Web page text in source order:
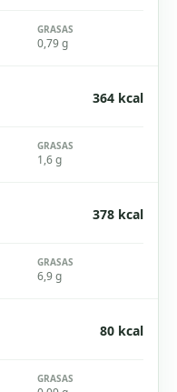
GRASAS
0,79 g
364 kcal
GRASAS
1,6 g
378 kcal
GRASAS
6,9 g
80 kcal
GRASAS